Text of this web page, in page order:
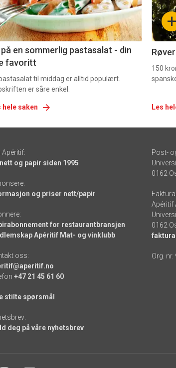
på en sommerlig pastasalat - din
favoritt
til middag er alltid populært.
er såre enkel.
hele saken
-
6 +
150
Les
Apéritif:
og papir siden 1995
og priser nett/papir
for restaurantbransjen
Apéritif Mat- og vinklubb
oss:
+47 21 45 61 60
stilte spørsmål
deg på våre nyhetsbrev
Post-
0162
Apéritif
0162
Org. nr.